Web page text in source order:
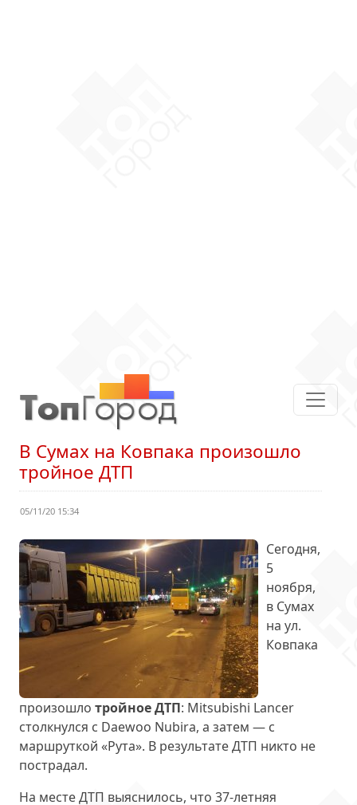
В Сумах на Ковпака произошло
тройное ДТП
05/11/20 15:34
Сегодня,
5
ноября,
в Сумах
на ул.
Ковпака
произошло тройное ДТП: Mitsubishi Lancer
столкнулся с Daewoo Nubira, а затем — с
маршруткой «Рута». В результате ДТП никто не
пострадал.
На месте ДТП выяснилось, что 37-летняя